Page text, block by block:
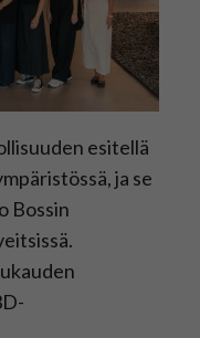
esitellä
ja se
Bossin